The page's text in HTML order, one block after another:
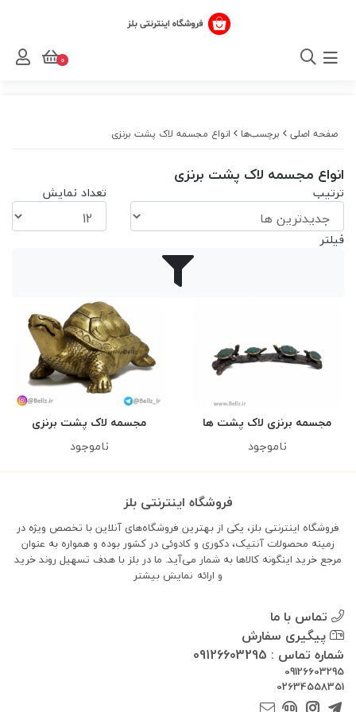
صفحه اصلی برچسب‌ها انواع مجسمه لاک پشت برنزی
انواع مجسمه لاک پشت برنزی
ترتیب تعداد نمایش
فیلتر
مجسمه برنزی لاک پشت ها
ناموجود
مجسمه لاک پشت برنزی
ناموجود
فروشگاه اینترنتی بلز
فروشگاه اینترنتی بلز، یکی از بهترین فروشگاه‌های آنلاین با تخصص ویژه در
زمینه محصولات آنتیک، دکوری و کادوئی در کشور بوده و همواره به عنوان
مرجع خرید اینگونه کالاها به شمار می‌آید. ما در بلز با هدف تسهیل روند خرید
و ارائه نمایش بیشتر
تماس با ما
پیگیری سفارش
شماره تماس : 09126603295
09126603295
02634558351
0